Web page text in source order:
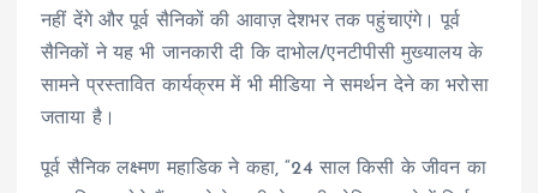
e
r
नहीं देंगे और पूर्व सैनिकों की आवाज़ देशभर तक पहुंचाएंगे। पूर्व
सैनिकों ने यह भी जानकारी दी कि दाभोल/एनटीपीसी मुख्यालय के
सामने प्रस्तावित कार्यक्रम में भी मीडिया ने समर्थन देने का भरोसा
जताया है।
पूर्व सैनिक लक्ष्मण महाडिक ने कहा, “24 साल किसी के जीवन का